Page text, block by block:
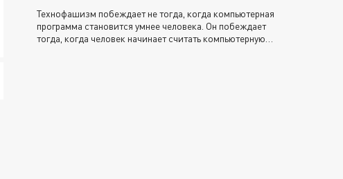
Технофашизм побеждает не тогда, когда компьютерная
программа становится умнее человека. Он побеждает
тогда, когда человек начинает считать компьютерную